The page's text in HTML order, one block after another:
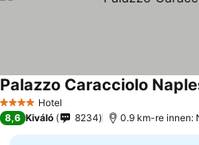
4 KategóriaHotel
Palazzo Caracciolo
8,6 Kiváló 8234 0.9 km-re innen: